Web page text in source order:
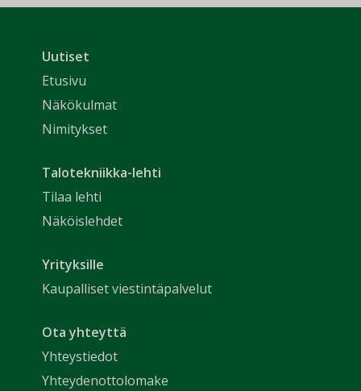
Uutiset
Etusivu
Näkökulmat
Nimitykset
Talotekniikka-lehti
Tilaa lehti
Näköislehdet
Yrityksille
Kaupalliset viestintäpalvelut
Ota yhteyttä
Yhteystiedot
Yhteydenottolomake